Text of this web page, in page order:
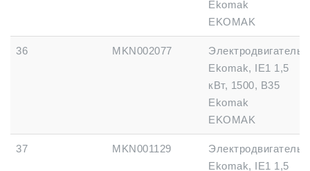
Ekomak
EKOMAK
36 MKN002077
Электродвигатель
Ekomak, IE1 1,5
кВт, 1500, B35
Ekomak
EKOMAK
37 MKN001129
Электродвигатель
Ekomak, IE1 1,5